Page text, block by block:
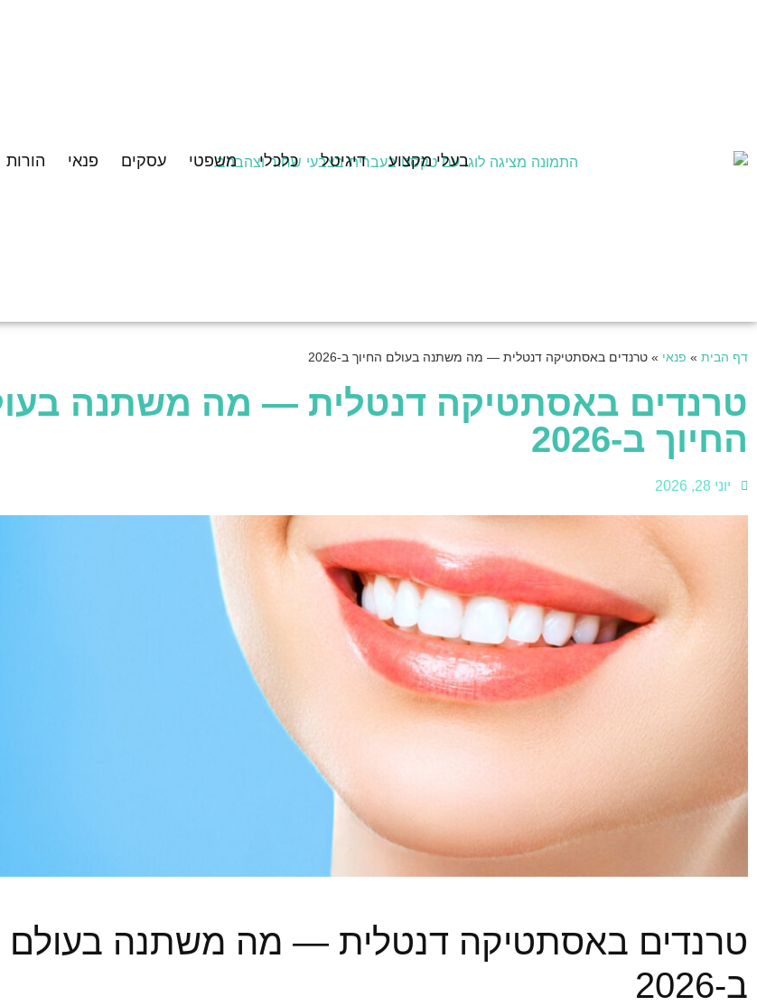
בעלי מקצוע דיגיטל כלכלי משפטי עסקים פנאי הורות
דף הבית » פנאי » טרנדים באסתטיקה דנטלית — מה משתנה בעולם החיוך ב-2026
טרנדים באסתטיקה דנטלית — מה משתנה
החיוך ב-2026
יוני 28, 2026
טרנדים באסתטיקה דנטלית — מה משתנה בעולם
ב-2026